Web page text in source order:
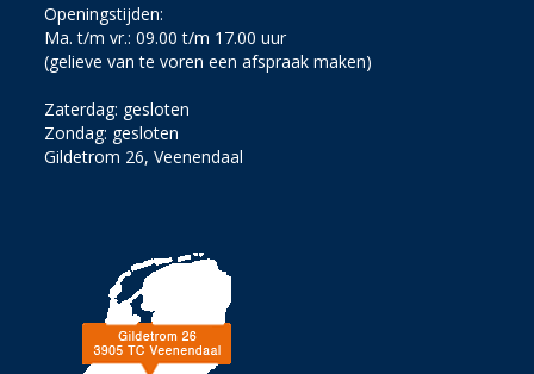
Openingstijden:
Ma. t/m vr.: 09.00 t/m 17.00 uur
(gelieve van te voren een afspraak maken)
Zaterdag: gesloten
Zondag: gesloten
Gildetrom 26, Veenendaal